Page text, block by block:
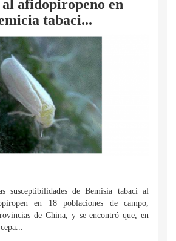
afidopiropeno en
tabaci...
susceptibilidades de Bemisia tabaci al
en 18 poblaciones de campo,
de China, y se encontró que, en